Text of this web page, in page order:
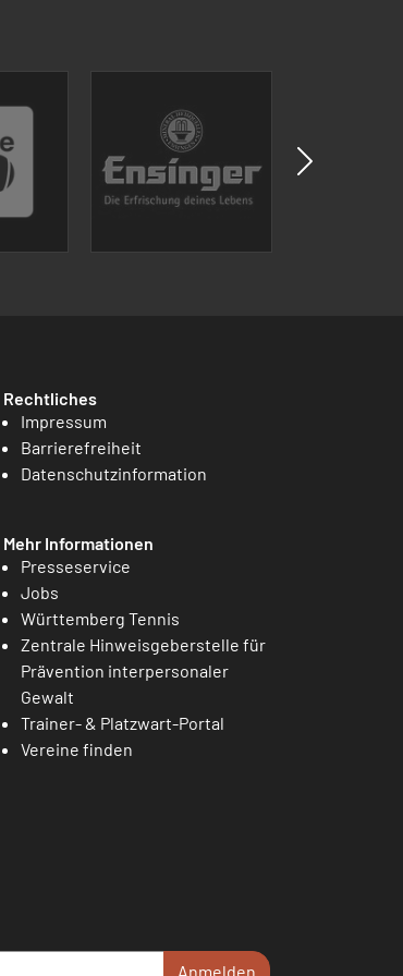
Rechtliches
Impressum
Barrierefreiheit
Datenschutzinformation
Mehr Informationen
Presseservice
Jobs
Württemberg Tennis
Zentrale Hinweisgeberstelle für
Prävention interpersonaler
Gewalt
Trainer- & Platzwart-Portal
Vereine finden
Anmelden